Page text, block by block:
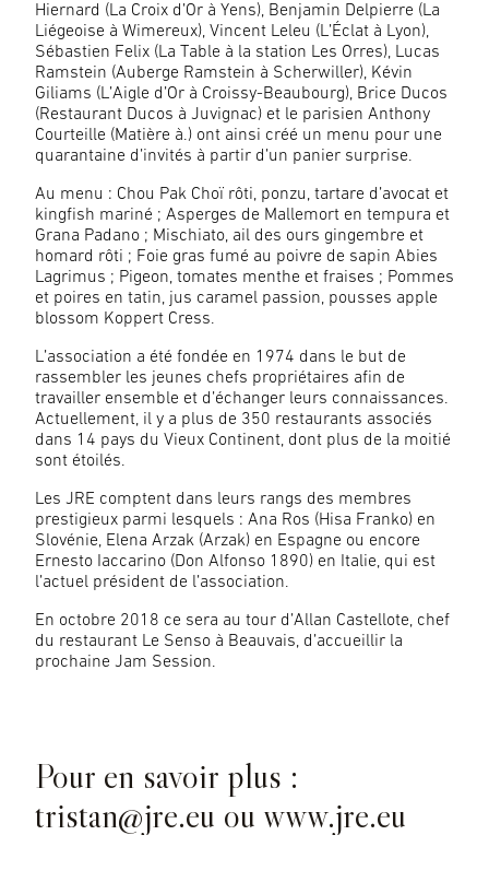
Hiernard (La Croix d’Or à Yens), Benjamin Delpierre (La
Liégeoise à Wimereux), Vincent Leleu (L’Éclat à Lyon),
Sébastien Felix (La Table à la station Les Orres), Lucas
Ramstein (Auberge Ramstein à Scherwiller), Kévin
Giliams (L’Aigle d’Or à Croissy-Beaubourg), Brice Ducos
(Restaurant Ducos à Juvignac) et le parisien Anthony
Courteille (Matière à.) ont ainsi créé un menu pour une
quarantaine d’invités à partir d’un panier surprise.
Au menu : Chou Pak Choï rôti, ponzu, tartare d’avocat et
kingfish mariné ; Asperges de Mallemort en tempura et
Grana Padano ; Mischiato, ail des ours gingembre et
homard rôti ; Foie gras fumé au poivre de sapin Abies
Lagrimus ; Pigeon, tomates menthe et fraises ; Pommes
et poires en tatin, jus caramel passion, pousses apple
blossom Koppert Cress.
L’association a été fondée en 1974 dans le but de
rassembler les jeunes chefs propriétaires afin de
travailler ensemble et d’échanger leurs connaissances.
Actuellement, il y a plus de 350 restaurants associés
dans 14 pays du Vieux Continent, dont plus de la moitié
sont étoilés.
Les JRE comptent dans leurs rangs des membres
prestigieux parmi lesquels : Ana Ros (Hisa Franko) en
Slovénie, Elena Arzak (Arzak) en Espagne ou encore
Ernesto Iaccarino (Don Alfonso 1890) en Italie, qui est
l’actuel président de l’association.
En octobre 2018 ce sera au tour d’Allan Castellote, chef
du restaurant Le Senso à Beauvais, d’accueillir la
prochaine Jam Session.
© Tristan Olphe-Galliard / Big Bouffe
Pour en savoir plus :
tristan@jre.eu ou www.jre.eu